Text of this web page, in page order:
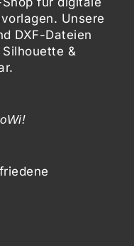
. Unsere
DXF-Dateien
&